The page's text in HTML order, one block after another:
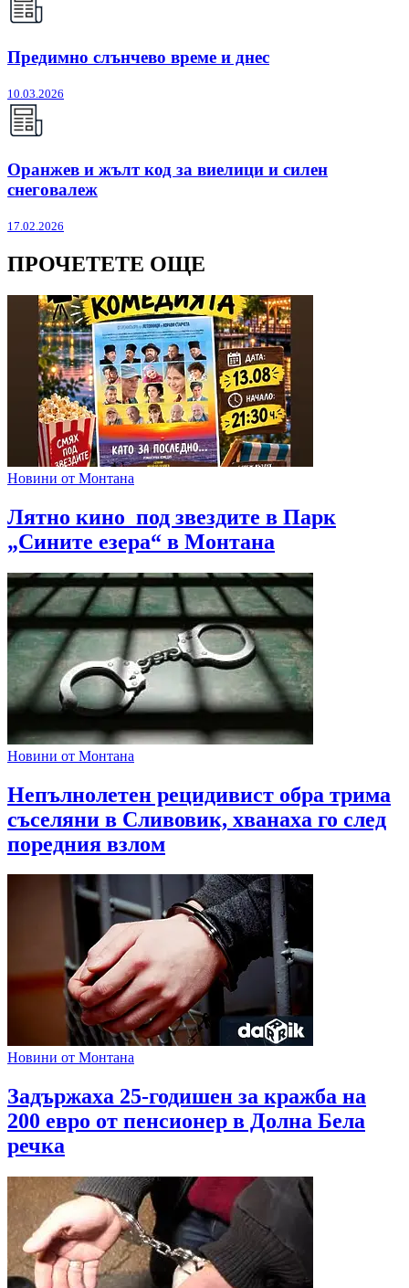
Предимно слънчево време и днес
10.03.2026
Оранжев и жълт код за виелици и силен
снеговалеж
17.02.2026
ПРОЧЕТЕТЕ ОЩЕ
Новини от Монтана
Лятно кино под звездите в Парк
„Сините езера“ в Монтана
Новини от Монтана
Непълнолетен рецидивист обра трима
съселяни в Сливовик, хванаха го след
поредния взлом
Новини от Монтана
Задържаха 25-годишен за кражба на
200 евро от пенсионер в Долна Бела
речка